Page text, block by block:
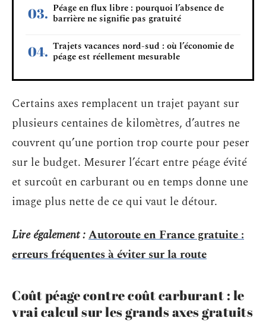
Péage en flux libre : pourquoi l’absence de
barrière ne signifie pas gratuité
Trajets vacances nord-sud : où l’économie de
péage est réellement mesurable
Certains axes remplacent un trajet payant sur
plusieurs centaines de kilomètres, d’autres ne
couvrent qu’une portion trop courte pour peser
sur le budget. Mesurer l’écart entre péage évité
et surcoût en carburant ou en temps donne une
image plus nette de ce qui vaut le détour.
Lire également :Autoroute en France gratuite :
erreurs fréquentes à éviter sur la route
Coût péage contre coût carburant : le
vrai calcul sur les grands axes gratuits